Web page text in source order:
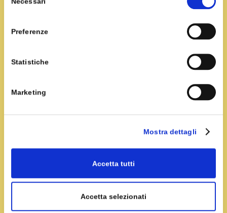
del
Preferenze
Statistiche
Marketing
Mostra dettagli
Accetta tutti
Accetta selezionati
Zafferano
Scolate l'acqua dei piselli e rosolateli in padella con il
burro